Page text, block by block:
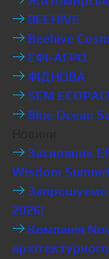
BEEHIVE
Beehive
ЕФІ-АГРО
ФІДНОВА
SEM
Blue Ocean
Засновник
Wisdom
Запрошуємо
2026!
Компанія